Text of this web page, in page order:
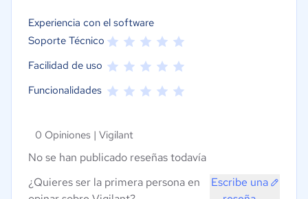
Experiencia con el software
Soporte Técnico
Facilidad de uso
Funcionalidades
0 Opiniones | Vigilant
No se han publicado reseñas todavía
¿Quieres ser la primera persona en
Escribe una